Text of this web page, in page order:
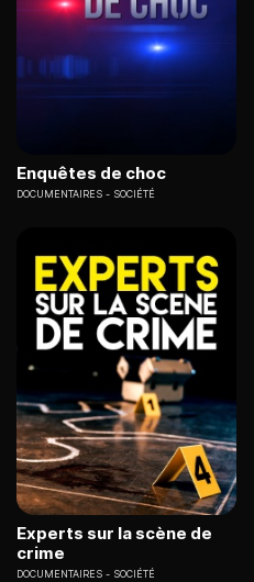
Enquêtes de choc
DOCUMENTAIRES SOCIÉTÉ
Experts sur la scène de
crime
DOCUMENTAIRES SOCIÉTÉ